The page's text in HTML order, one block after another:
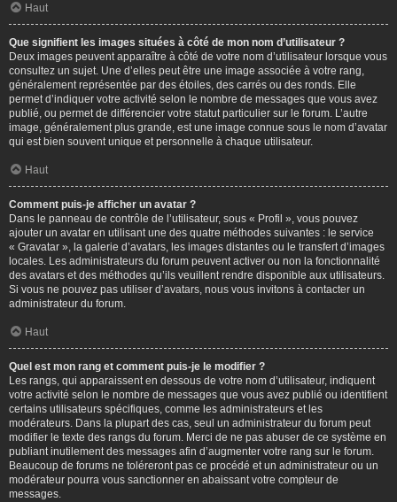
Haut
Que signifient les images situées à côté de mon nom d’utilisateur ?
Deux images peuvent apparaître à côté de votre nom d’utilisateur lorsque vous
consultez un sujet. Une d’elles peut être une image associée à votre rang,
généralement représentée par des étoiles, des carrés ou des ronds. Elle
permet d’indiquer votre activité selon le nombre de messages que vous avez
publié, ou permet de différencier votre statut particulier sur le forum. L’autre
image, généralement plus grande, est une image connue sous le nom d’avatar
qui est bien souvent unique et personnelle à chaque utilisateur.
Haut
Comment puis-je afficher un avatar ?
Dans le panneau de contrôle de l’utilisateur, sous « Profil », vous pouvez
ajouter un avatar en utilisant une des quatre méthodes suivantes : le service
« Gravatar », la galerie d’avatars, les images distantes ou le transfert d’images
locales. Les administrateurs du forum peuvent activer ou non la fonctionnalité
des avatars et des méthodes qu’ils veuillent rendre disponible aux utilisateurs.
Si vous ne pouvez pas utiliser d’avatars, nous vous invitons à contacter un
administrateur du forum.
Haut
Quel est mon rang et comment puis-je le modifier ?
Les rangs, qui apparaissent en dessous de votre nom d’utilisateur, indiquent
votre activité selon le nombre de messages que vous avez publié ou identifient
certains utilisateurs spécifiques, comme les administrateurs et les
modérateurs. Dans la plupart des cas, seul un administrateur du forum peut
modifier le texte des rangs du forum. Merci de ne pas abuser de ce système en
publiant inutilement des messages afin d’augmenter votre rang sur le forum.
Beaucoup de forums ne toléreront pas ce procédé et un administrateur ou un
modérateur pourra vous sanctionner en abaissant votre compteur de
messages.